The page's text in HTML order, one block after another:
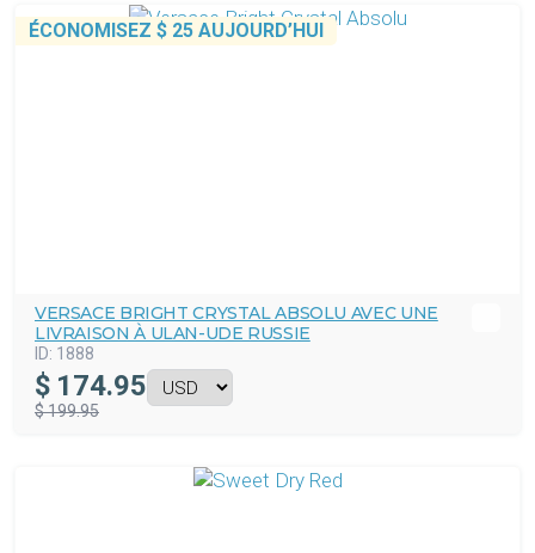
ÉCONOMISEZ $ 25 AUJOURD’HUI
VERSACE BRIGHT CRYSTAL ABSOLU AVEC UNE
LIVRAISON À ULAN-UDE RUSSIE
ID: 1888
$ 174.95
$ 199.95